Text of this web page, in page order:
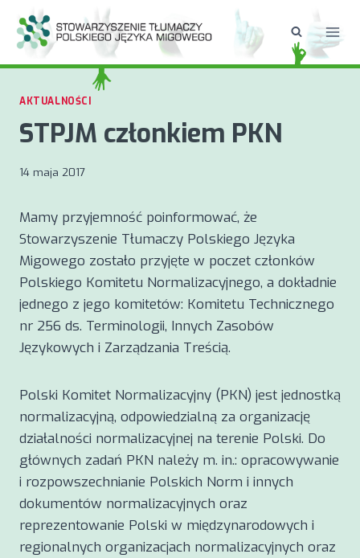
Przejdź
treści
AKTUALNOŚCI
STPJM członkiem PKN
14 maja 2017
Mamy przyjemność poinformować, że
Stowarzyszenie Tłumaczy Polskiego Języka
Migowego zostało przyjęte w poczet członków
Polskiego Komitetu Normalizacyjnego, a dokładnie
jednego z jego komitetów: Komitetu Technicznego
nr 256 ds. Terminologii, Innych Zasobów
Językowych i Zarządzania Treścią.
Polski Komitet Normalizacyjny (PKN) jest jednostką
normalizacyjną, odpowiedzialną za organizację
działalności normalizacyjnej na terenie Polski. Do
głównych zadań PKN należy m. in.: opracowywanie
i rozpowszechnianie Polskich Norm i innych
dokumentów normalizacyjnych oraz
reprezentowanie Polski w międzynarodowych i
regionalnych organizacjach normalizacyjnych oraz